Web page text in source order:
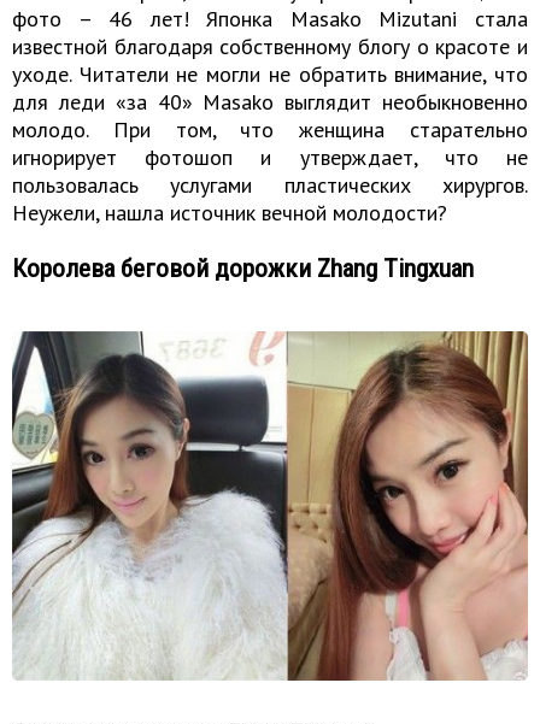
фото – 46 лет! Японка Masako Mizutani стала
известной благодаря собственному блогу о красоте и
уходе. Читатели не могли не обратить внимание, что
для леди «за 40» Masako выглядит необыкновенно
молодо. При том, что женщина старательно
игнорирует фотошоп и утверждает, что не
пользовалась услугами пластических хирургов.
Неужели, нашла источник вечной молодости?
Королева беговой дорожки Zhang Tingxuan